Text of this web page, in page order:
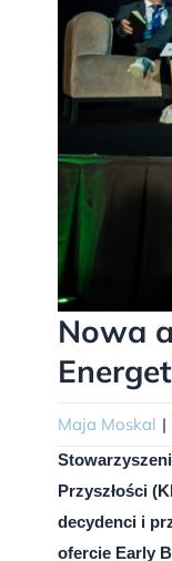
Nowa
Maja Moskal |
Przyszłości
decydenci i
ofercie Early